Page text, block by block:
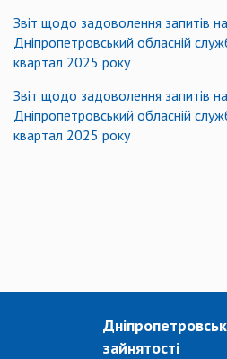
Звіт щодо задоволення запитів
Дніпропетровський обласній
квартал 2025 року
Звіт щодо задоволення запитів
Дніпропетровський обласній
квартал 2025 року
зайнятості